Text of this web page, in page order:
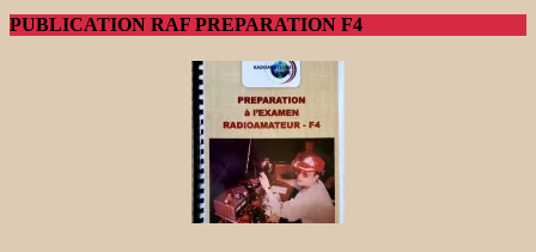
PUBLICATION RAF PREPARATION F4